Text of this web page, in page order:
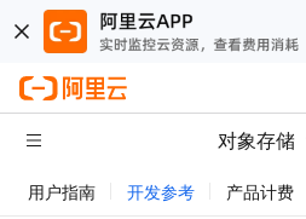
对象存储
用户指南 开发参考 产品计费